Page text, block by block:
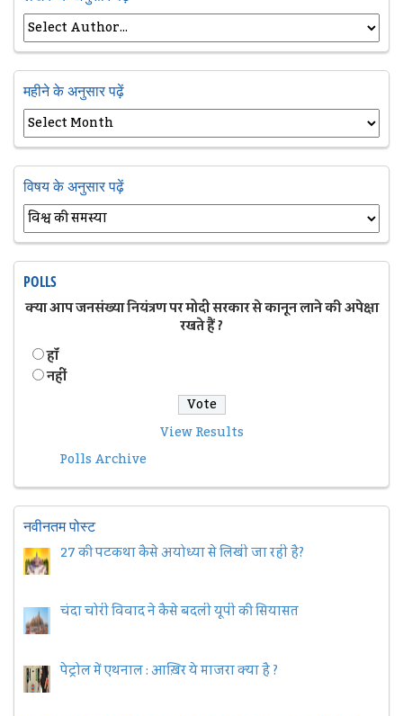
महीने के अनुसार पढ़ें
विषय के अनुसार पढ़ें
POLLS
क्या आप जनसंख्या नियंत्रण पर मोदी सरकार से कानून लाने की अपेक्षा
रखते हैं ?
हॉं
नहीं
View Results
Polls Archive
नवीनतम पोस्ट
27 की पटकथा कैसे अयोध्या से लिखी जा रही है?
चंदा चोरी विवाद ने कैसे बदली यूपी की सियासत
पेट्रोल में एथनाल : आख़िर ये माजरा क्या है ?